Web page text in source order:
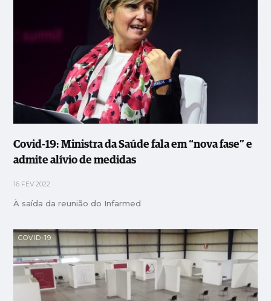
Covid-19: Ministra da Saúde fala em “nova fase” e
admite alívio de medidas
16 FEV 2022
À saída da reunião do Infarmed
COVID-19